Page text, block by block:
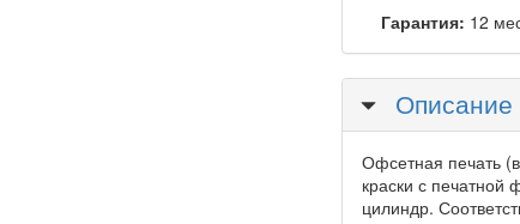
Гарантия: 12
Скрыть
Описание
Офсетная печать
краски с
цилиндр.